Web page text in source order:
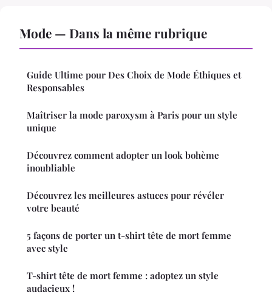
Mode — Dans la même rubrique
Guide Ultime pour Des Choix de Mode Éthiques et
Responsables
Maîtriser la mode paroxysm à Paris pour un style
unique
Découvrez comment adopter un look bohème
inoubliable
Découvrez les meilleures astuces pour révéler
votre beauté
5 façons de porter un t-shirt tête de mort femme
avec style
T-shirt tête de mort femme : adoptez un style
audacieux !